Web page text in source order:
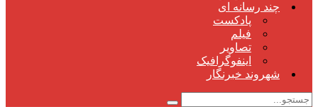
چند رسانه ای
پادکست
فیلم
تصاویر
اینفوگرافیک
شهروند خبرنگار